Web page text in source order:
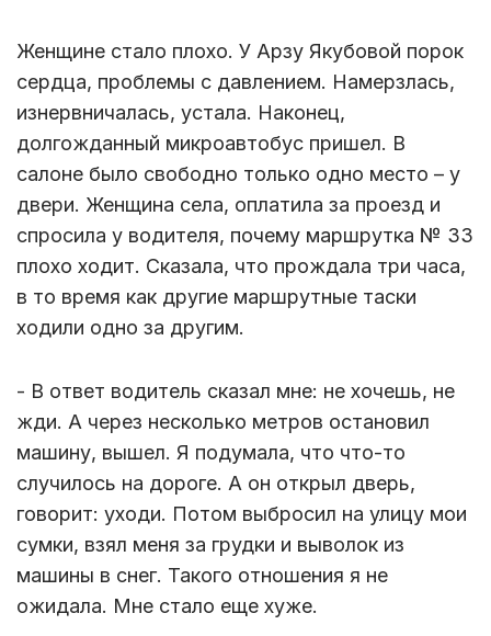
Женщине стало плохо. У Арзу Якубовой порок
сердца, проблемы с давлением. Намерзлась,
изнервничалась, устала. Наконец,
долгожданный микроавтобус пришел. В
салоне было свободно только одно место – у
двери. Женщина села, оплатила за проезд и
спросила у водителя, почему маршрутка № 33
плохо ходит. Сказала, что прождала три часа,
в то время как другие маршрутные таски
ходили одно за другим.
- В ответ водитель сказал мне: не хочешь, не
жди. А через несколько метров остановил
машину, вышел. Я подумала, что что-то
случилось на дороге. А он открыл дверь,
говорит: уходи. Потом выбросил на улицу мои
сумки, взял меня за грудки и выволок из
машины в снег. Такого отношения я не
ожидала. Мне стало еще хуже.